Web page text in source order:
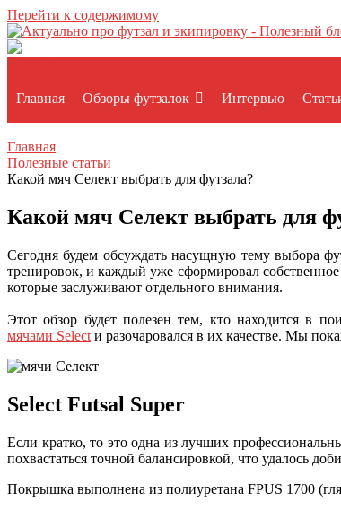
Перейти к содержимому
Главная Обзоры футзалок Интервью
Главная
Полезные статьи
Какой мяч Селект выбрать для футзала?
Какой мяч Селект выбрать для
Сегодня будем обсуждать насущную тему выбора
тренировок, и каждый уже сформировал
которые заслуживают отдельного внимания.
Этот обзор будет полезен тем, кто находится в
мячами Select и разочаровался в их качестве. Мы
Select Futsal Super
Если кратко, то это одна из лучших
похвастаться точной балансировкой, что удалось
Покрышка выполнена из полиуретана FPUS 1700